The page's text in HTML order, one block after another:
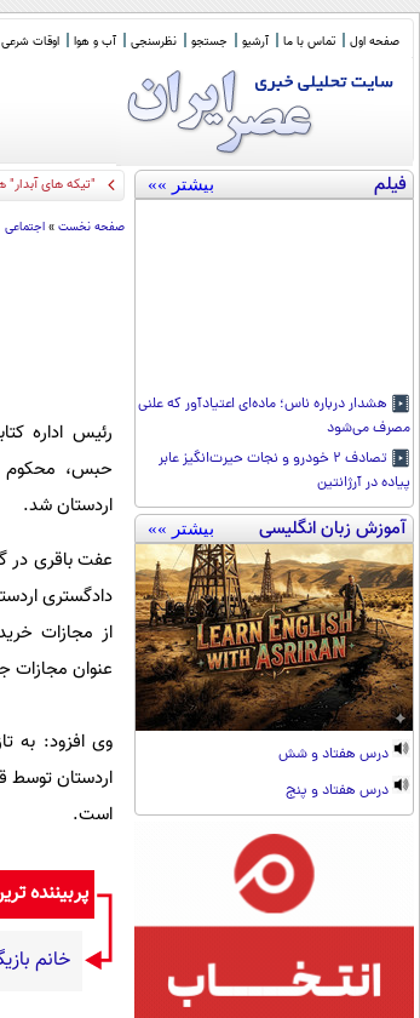
صفحه اول تماس با ما آرشیو جستجو نظرسنجی آب و هوا اوقات شرعی
فیلم بیشتر »»
هشدار درباره ناس؛ ماده‌ای اعتیادآور که علنی
مصرف می‌شود
تصادف ۲ خودرو و نجات حیر‌ت‌انگیز عابر
پیاده در آرژانتین
آموزش زبان انگلیسی بیشتر »»
درس هفتاد و شش
درس هفتاد و پنج
"تیکه های
صفحه نخست » اجتماعی
رئیس اداره
حبس، محکوم‌
اردستان شد.
عفت باقری در
دادگستری
از مجازات
عنوان مجازات
است.
پربیننده
خانم